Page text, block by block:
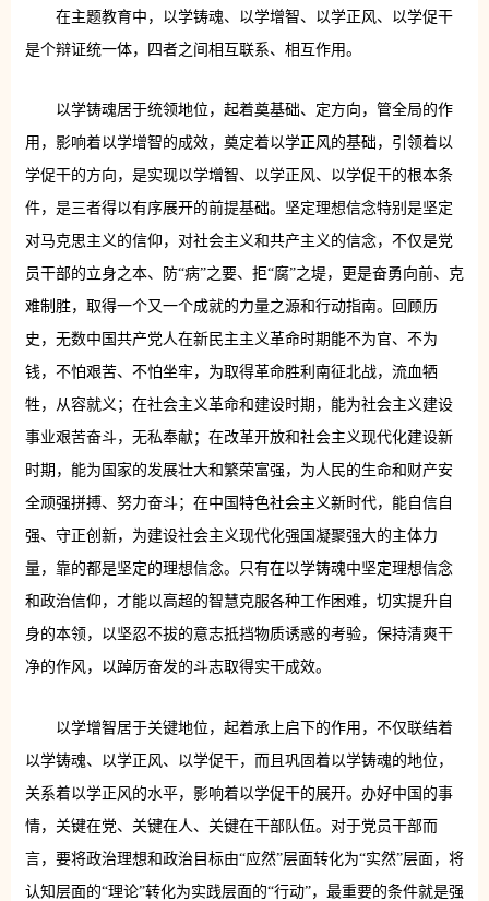
在主题教育中，以学铸魂、以学增智、以学正风、以学促干
是个辩证统一体，四者之间相互联系、相互作用。
以学铸魂居于统领地位，起着奠基础、定方向，管全局的作
用，影响着以学增智的成效，奠定着以学正风的基础，引领着以
学促干的方向，是实现以学增智、以学正风、以学促干的根本条
件，是三者得以有序展开的前提基础。坚定理想信念特别是坚定
对马克思主义的信仰，对社会主义和共产主义的信念，不仅是党
员干部的立身之本、防“病”之要、拒“腐”之堤，更是奋勇向前、克
难制胜，取得一个又一个成就的力量之源和行动指南。回顾历
史，无数中国共产党人在新民主主义革命时期能不为官、不为
钱，不怕艰苦、不怕坐牢，为取得革命胜利南征北战，流血牺
牲，从容就义；在社会主义革命和建设时期，能为社会主义建设
事业艰苦奋斗，无私奉献；在改革开放和社会主义现代化建设新
时期，能为国家的发展壮大和繁荣富强，为人民的生命和财产安
全顽强拼搏、努力奋斗；在中国特色社会主义新时代，能自信自
强、守正创新，为建设社会主义现代化强国凝聚强大的主体力
量，靠的都是坚定的理想信念。只有在以学铸魂中坚定理想信念
和政治信仰，才能以高超的智慧克服各种工作困难，切实提升自
身的本领，以坚忍不拔的意志抵挡物质诱惑的考验，保持清爽干
净的作风，以踔厉奋发的斗志取得实干成效。
以学增智居于关键地位，起着承上启下的作用，不仅联结着
以学铸魂、以学正风、以学促干，而且巩固着以学铸魂的地位，
关系着以学正风的水平，影响着以学促干的展开。办好中国的事
情，关键在党、关键在人、关键在干部队伍。对于党员干部而
言，要将政治理想和政治目标由“应然”层面转化为“实然”层面，将
认知层面的“理论”转化为实践层面的“行动”，最重要的条件就是强